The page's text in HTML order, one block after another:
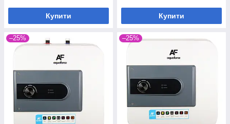
Купити Купити
–25% –25%